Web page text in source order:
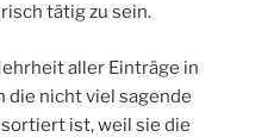
tätig zu sein.
aller Einträge in
die nicht viel sagende
ist, weil sie die